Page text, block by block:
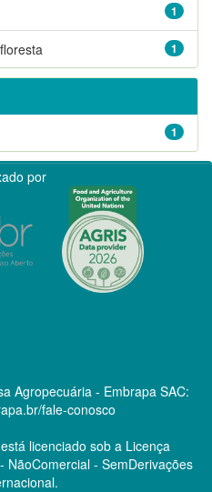
1
1
1
por
Agropecuária - Embrapa SAC:
fale-conosco
licenciado sob a Licença
NãoComercial - SemDerivações